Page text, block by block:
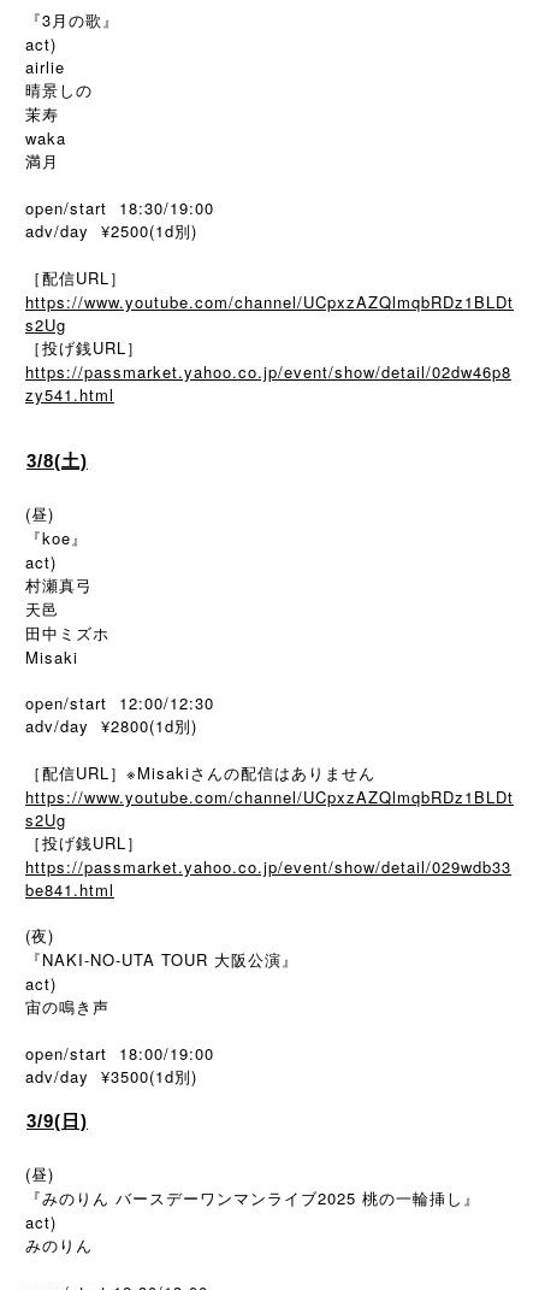
『3月の歌』
act)
airlie
晴景しの
茉寿
waka
満月
open/start 18:30/19:00
adv/day ¥2500(1d別)
［配信URL］
https://www.youtube.com/channel/UCpxzAZQlmqbRDz1BLDt
s2Ug
［投げ銭URL］
https://passmarket.yahoo.co.jp/event/show/detail/02dw46p8
zy541.html
3/8(土)
(昼)
『koe』
act)
村瀬真弓
天邑
田中ミズホ
Misaki
open/start 12:00/12:30
adv/day ¥2800(1d別)
［配信URL］※Misakiさんの配信はありません
https://www.youtube.com/channel/UCpxzAZQlmqbRDz1BLDt
s2Ug
［投げ銭URL］
https://passmarket.yahoo.co.jp/event/show/detail/029wdb33
be841.html
(夜)
『NAKI-NO-UTA TOUR 大阪公演』
act)
宙の鳴き声
open/start 18:00/19:00
adv/day ¥3500(1d別 )
3/9(日)
(昼)
『みのりん バースデーワンマンライブ2025 桃の一輪挿し』
act)
みのりん